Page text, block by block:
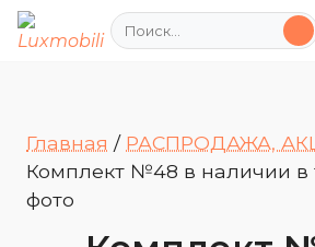
Поиск
Главная / РАСПРОДАЖА,
Комплект №48 в наличии в
фото